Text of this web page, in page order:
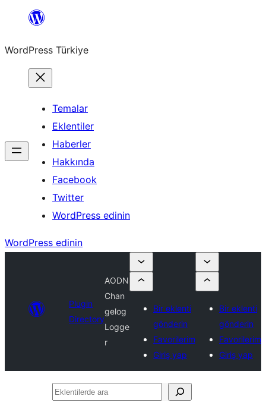
İçeriğe
WordPress Türkiye
Temalar
Eklentiler
Haberler
Hakkında
Facebook
Twitter
WordPress edinin
WordPress edinin
Plugin
Directory
AODN
Chan
gelog
Logge
r
Bir eklenti
gönderin
Favorilerim
Giriş yap
Bir eklenti
gönderin
Favorilerim
Giriş yap
Eklentilerde